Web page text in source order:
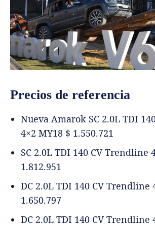
Precios de referencia
Nueva Amarok SC 2.0L TDI
4×2 MY18 $ 1.550.721
SC 2.0L TDI 140 CV Trendline
1.812.951
DC 2.0L TDI 140 CV Trendline
1.650.797
DC 2.0L TDI 140 CV Trendline